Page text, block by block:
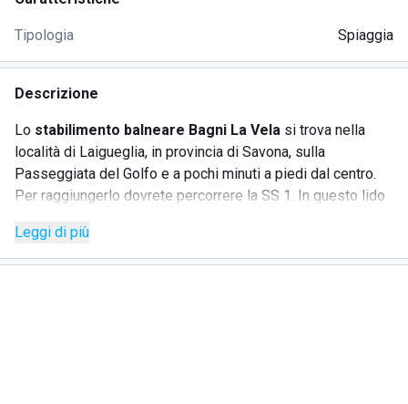
Tipologia Spiaggia
Descrizione
Lo stabilimento balneare Bagni La Vela si trova nella
località di Laigueglia, in provincia di Savona, sulla
Passeggiata del Golfo e a pochi minuti a piedi dal centro.
Per raggiungerlo dovrete percorrere la SS 1. In questo lido
personale, che ha anni di esperienza nella gestione dello
stabilimento. Ben attrezzato con comodi lettini e
Leggi di più